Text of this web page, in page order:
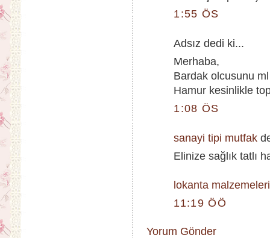
1:55 ÖS
Adsız dedi ki...
Merhaba,
Bardak olcusunu
Hamur kesinlikle
1:08 ÖS
sanayi tipi mutfak
Elinize sağlık tatlı
lokanta malzemeleri
11:19 ÖÖ
Yorum Gönder